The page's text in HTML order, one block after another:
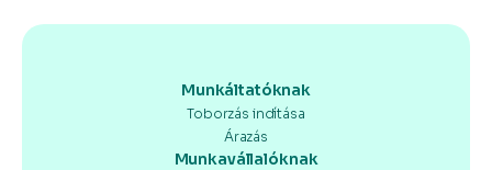
Munkáltatóknak
Toborzás indítása
Árazás
Munkavállalóknak